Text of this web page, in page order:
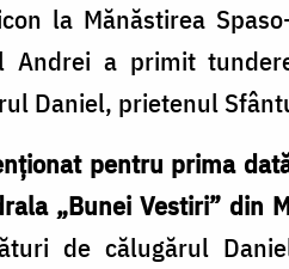
la Mănăstirea
Andrei a primit
Daniel, prietenul
pentru prima
„Bunei Vestiri” din
de călugărul